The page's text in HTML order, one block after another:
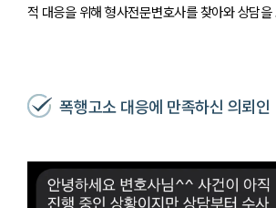
적 대응을 위해 형사전문변호사를 찾아와 상담
폭행고소 대응에 만족하신 의뢰인